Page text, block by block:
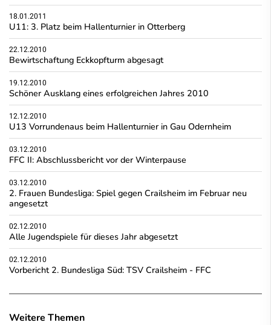
18.01.2011
U11: 3. Platz beim Hallenturnier in Otterberg
22.12.2010
Bewirtschaftung Eckkopfturm abgesagt
19.12.2010
Schöner Ausklang eines erfolgreichen Jahres 2010
12.12.2010
U13 Vorrundenaus beim Hallenturnier in Gau Odernheim
03.12.2010
FFC II: Abschlussbericht vor der Winterpause
03.12.2010
2. Frauen Bundesliga: Spiel gegen Crailsheim im Februar neu
angesetzt
02.12.2010
Alle Jugendspiele für dieses Jahr abgesetzt
02.12.2010
Vorbericht 2. Bundesliga Süd: TSV Crailsheim - FFC
Weitere Themen